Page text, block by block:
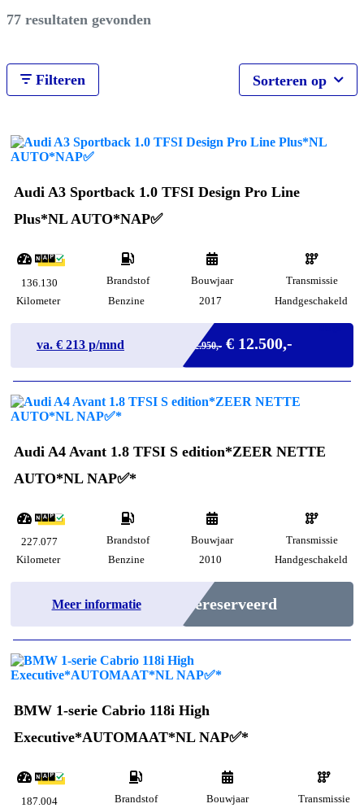
77 resultaten gevonden
Filteren Sorteren op
Audi A3 Sportback 1.0 TFSI Design Pro Line
Plus*NL AUTO*NAP✅
136.130
Kilometer
Brandstof
Benzine
Bouwjaar
2017
Transmissie
Handgeschakeld
va. € 213 p/mnd € 12.950,- € 12.500,-
Audi A4 Avant 1.8 TFSI S edition*ZEER NETTE
AUTO*NL NAP✅*
227.077
Kilometer
Brandstof
Benzine
Bouwjaar
2010
Transmissie
Handgeschakeld
Meer informatie Gereserveerd
BMW 1-serie Cabrio 118i High
Executive*AUTOMAAT*NL NAP✅*
187.004
Brandstof
Bouwjaar
Transmissie